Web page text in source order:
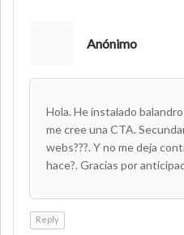
Anónimo
Hola. He instalado
me cree una CTA.
webs???. Y no me deja
hace?. Gracias por
Reply